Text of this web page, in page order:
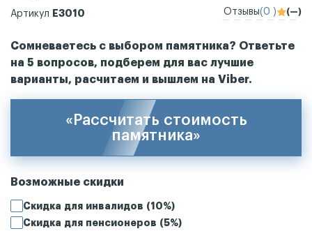
Артикул Е3010 Отзывы(0 ) (—)
Сомневаетесь с выбором памятника? Ответьте
на 5 вопросов, подберем для вас лучшие
варианты, расчитаем и вышлем на Viber.
«Рассчитать стоимость
памятника»
Возможные скидки
Скидка для инвалидов (10%)
Скидка для пенсионеров (5%)